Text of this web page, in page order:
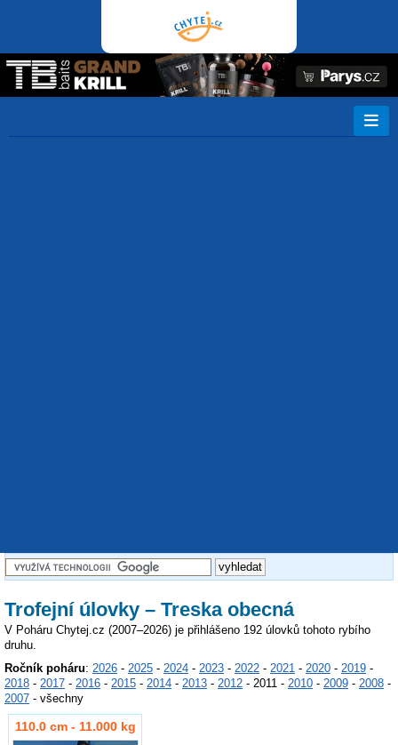
Trofejní úlovky – Treska obecná
V Poháru Chytej.cz (2007–2026) je přihlášeno 192 úlovků tohoto rybího
druhu.
Ročník poháru: 2026 - 2025 - 2024 - 2023 - 2022 - 2021 - 2020 - 2019 -
2018 - 2017 - 2016 - 2015 - 2014 - 2013 - 2012 - 2011 - 2010 - 2009 - 2008 -
2007 - všechny
110.0 cm - 11.000 kg